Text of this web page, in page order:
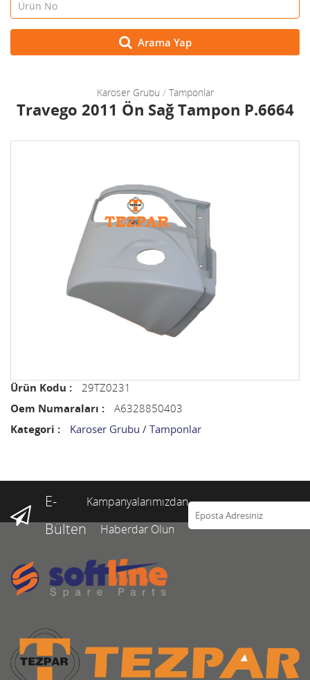
Arama Yap
Karoser Grubu / Tamponlar
Travego 2011 Ön Sağ Tampon P.6664
Ürün Kodu :
29TZ0231
Oem Numaraları :
A6328850403
Kategori :
Karoser Grubu / Tamponlar
E-
Bülten
Kampanyalarımızdan
Haberdar Olun